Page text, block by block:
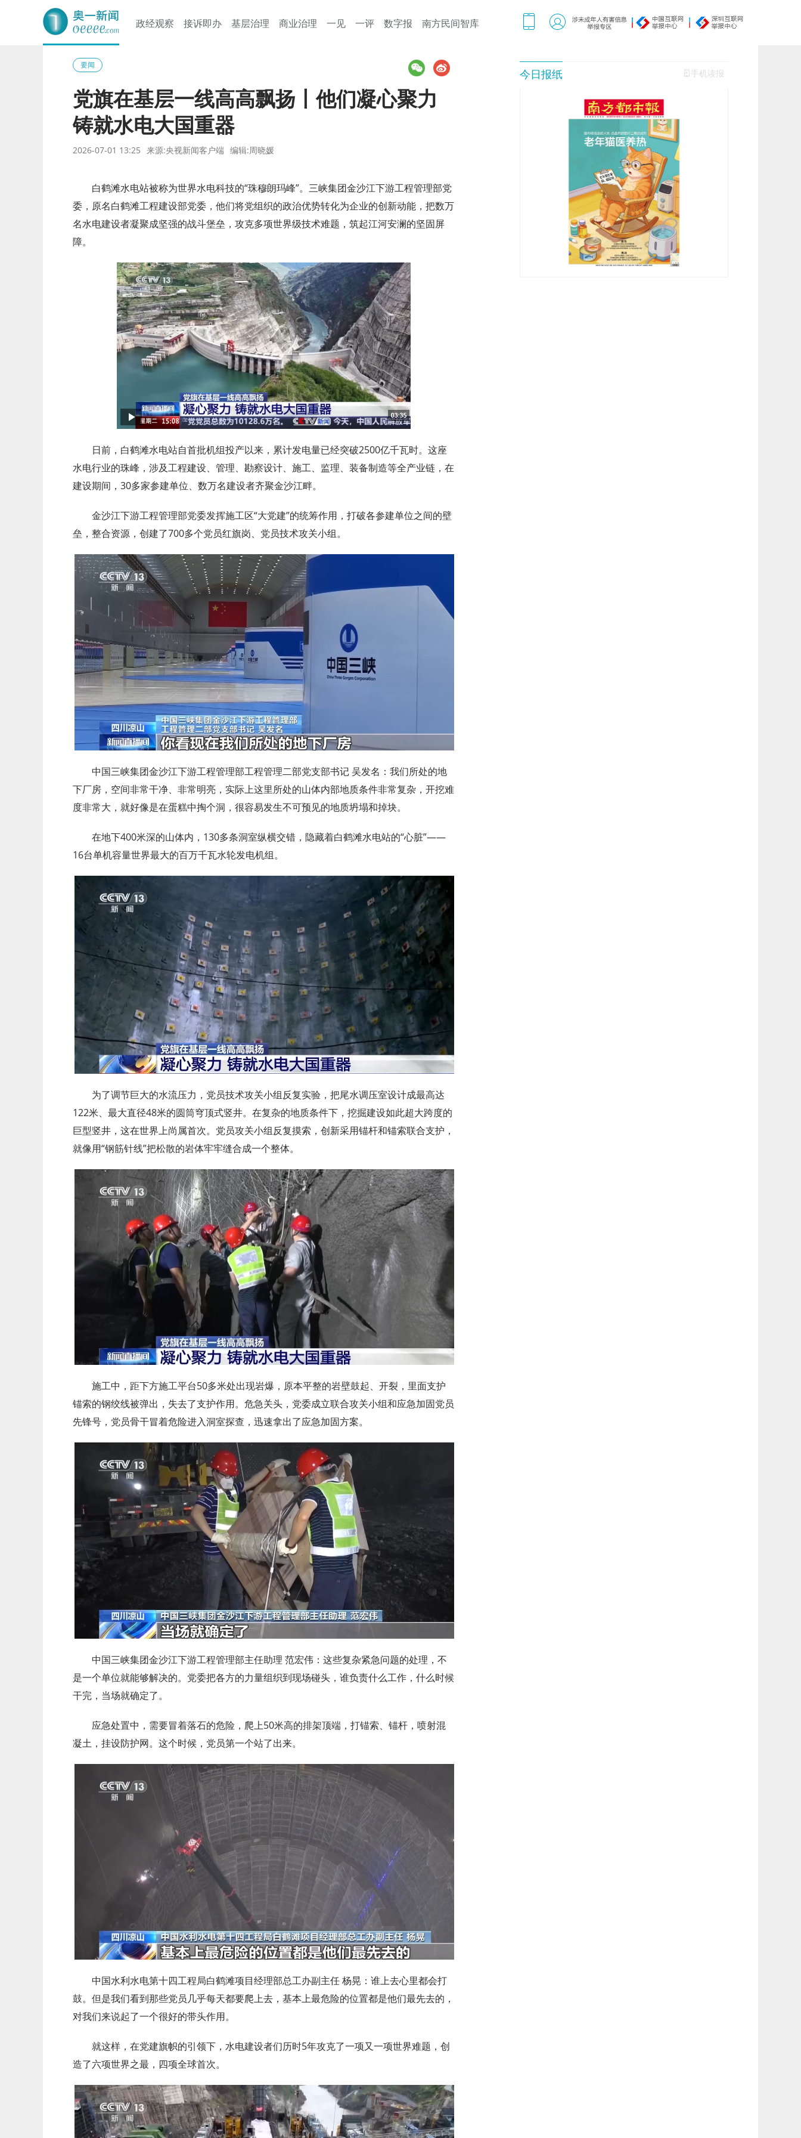
奥一网
政经观察 接诉即办 基层治理 商业治理 一见 一评 数字报 南方民间智库
要闻
党旗在基层一线高高飘扬丨他们凝心聚力
铸就水电大国重器
2026-07-01 13:25 来源:央视新闻客户端 编辑:周晓媛
白鹤滩水电站被称为世界水电科技的“珠穆朗玛峰”。三峡集团金沙江下游工程管理部党
委，原名白鹤滩工程建设部党委，他们将党组织的政治优势转化为企业的创新动能，把数万
名水电建设者凝聚成坚强的战斗堡垒，攻克多项世界级技术难题，筑起江河安澜的坚固屏
障。
日前，白鹤滩水电站自首批机组投产以来，累计发电量已经突破2500亿千瓦时。这座
水电行业的珠峰，涉及工程建设、管理、勘察设计、施工、监理、装备制造等全产业链，在
建设期间，30多家参建单位、数万名建设者齐聚金沙江畔。
金沙江下游工程管理部党委发挥施工区“大党建”的统筹作用，打破各参建单位之间的壁
垒，整合资源，创建了700多个党员红旗岗、党员技术攻关小组。
中国三峡集团金沙江下游工程管理部工程管理二部党支部书记 吴发名：我们所处的地
下厂房，空间非常干净、非常明亮，实际上这里所处的山体内部地质条件非常复杂，开挖难
度非常大，就好像是在蛋糕中掏个洞，很容易发生不可预见的地质坍塌和掉块。
在地下400米深的山体内，130多条洞室纵横交错，隐藏着白鹤滩水电站的“心脏”——
16台单机容量世界最大的百万千瓦水轮发电机组。
为了调节巨大的水流压力，党员技术攻关小组反复实验，把尾水调压室设计成最高达
122米、最大直径48米的圆筒穹顶式竖井。在复杂的地质条件下，挖掘建设如此超大跨度的
巨型竖井，这在世界上尚属首次。党员攻关小组反复摸索，创新采用锚杆和锚索联合支护，
就像用“钢筋针线”把松散的岩体牢牢缝合成一个整体。
施工中，距下方施工平台50多米处出现岩爆，原本平整的岩壁鼓起、开裂，里面支护
锚索的钢绞线被弹出，失去了支护作用。危急关头，党委成立联合攻关小组和应急加固党员
先锋号，党员骨干冒着危险进入洞室探查，迅速拿出了应急加固方案。
中国三峡集团金沙江下游工程管理部主任助理 范宏伟：这些复杂紧急问题的处理，不
是一个单位就能够解决的。党委把各方的力量组织到现场碰头，谁负责什么工作，什么时候
干完，当场就确定了。
应急处置中，需要冒着落石的危险，爬上50米高的排架顶端，打锚索、锚杆，喷射混
凝土，挂设防护网。这个时候，党员第一个站了出来。
中国水利水电第十四工程局白鹤滩项目经理部总工办副主任 杨晃：谁上去心里都会打
鼓。但是我们看到那些党员几乎每天都要爬上去，基本上最危险的位置都是他们最先去的，
对我们来说起了一个很好的带头作用。
就这样，在党建旗帜的引领下，水电建设者们历时5年攻克了一项又一项世界难题，创
造了六项世界之最，四项全球首次。
今日报纸 手机读报